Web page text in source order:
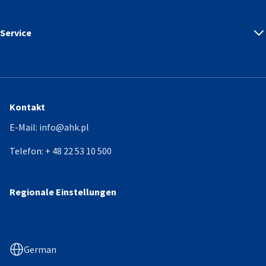
Service
Kontakt
E-Mail: info@ahk.pl
Telefon: + 48 22 53 10 500
Regionale Einstellungen
German